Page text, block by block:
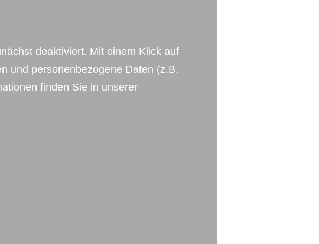
deaktiviert. Mit einem Klick auf
und personenbezogene Daten (z.B.
finden Sie in unserer